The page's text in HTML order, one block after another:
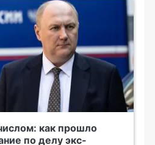
как прошло
по делу экс-